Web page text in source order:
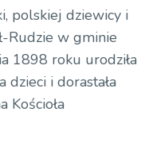
polskiej dziewicy i
Rudzie w gminie
1898 roku urodziła
dzieci i dorastała
Kościoła